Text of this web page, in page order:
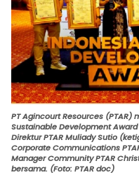
PT Agincourt Resources (PTAR)
Sustainable Development
Direktur PTAR Muliady Sutio
Corporate Communications
Manager Community PTAR
bersama. (Foto: PTAR doc)